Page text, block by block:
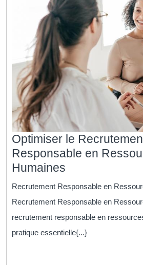
Optimiser le
Responsable en
Humaines
Recrutement
Responsable
en
Ressources
Recrutement Responsable en
Recrutement Responsable en
recrutement responsable en
pratique essentielle{...}